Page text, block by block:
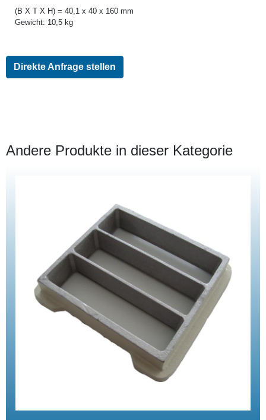
(B X T X H) = 40,1 x 40 x 160 mm
Gewicht: 10,5 kg
Direkte Anfrage stellen
Andere Produkte in dieser Kategorie